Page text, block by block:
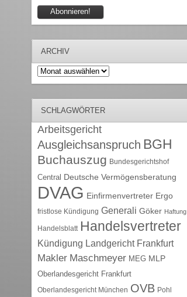
ARCHIV
Archiv
SCHLAGWÖRTER
Arbeitsgericht
Ausgleichsanspruch BGH
Buchauszug Bundesgerichtshof
Central Deutsche Vermögensberatung
DVAG Einfirmenvertreter Ergo
fristlose Kündigung Generali Göker Haftung
Handelsblatt Handelsvertreter
Kündigung Landgericht Frankfurt
Makler Maschmeyer MEG MLP
Oberlandesgericht Frankfurt
Oberlandesgericht München OVB Pohl